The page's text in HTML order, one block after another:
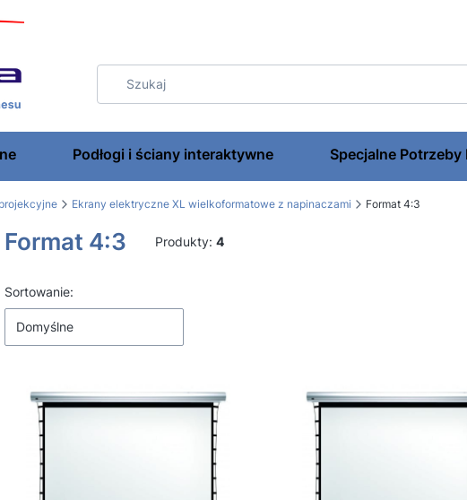
Podłogi i ściany interaktywne Specjalne Potrzeby
Ekrany elektryczne XL wielkoformatowe z napinaczami Format 4:3
Format 4:3 Produkty: 4
Lista produktów
Sortowanie:
Domyślne